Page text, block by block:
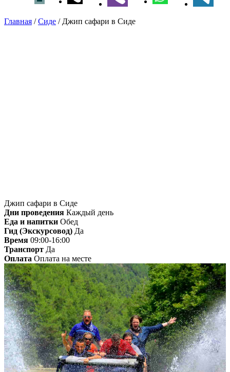
Главная /Сиде / Джип сафари в Сиде
Джип сафари в Сиде
Дни проведения Каждый день
Еда и напитки Обед
Гид (Экскурсовод) Да
Время 09:00-16:00
Транспорт Да
Оплата Оплата на месте